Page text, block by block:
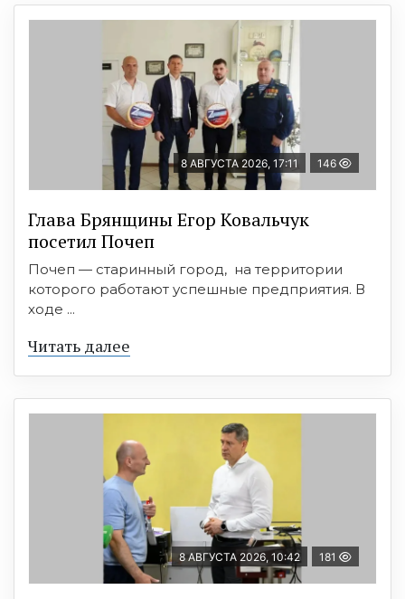
8 АВГУСТА 2026, 17:11 146
Глава Брянщины Егор Ковальчук
посетил Почеп
Почеп — старинный город, на территории
которого работают успешные предприятия. В
ходе ...
Читать далее
8 АВГУСТА 2026, 10:42 181